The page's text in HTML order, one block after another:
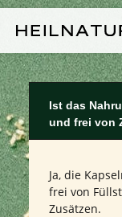
Ist das
und frei von
Ja, die
frei von
Zusätzen.